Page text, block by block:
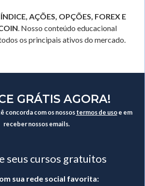
AÇÕES, OPÇÕES, FOREX E
. Nosso conteúdo educacional
os principais ativos do mercado.
GRÁTIS AGORA!
concorda com os nossostermos de usoe em
receber nossos emails.
seus cursos gratuitos
sua rede social favorita: